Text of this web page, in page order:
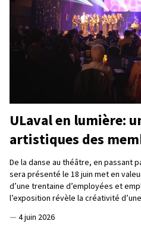
ULaval en lumière:
artistiques des
De la danse au théâtre, en passant
sera présenté le 18 juin met en
d’une trentaine d’employées et
l’exposition révèle la créativité
— 4 juin 2026